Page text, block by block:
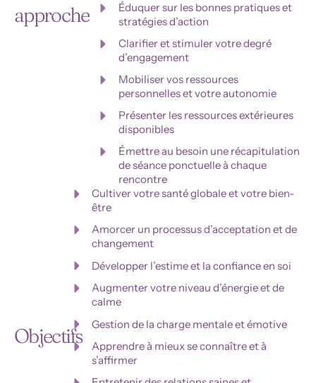
approche
Éduquer sur les bonnes pratiques et
stratégies d’action
Clarifier et stimuler votre degré
d’engagement
Mobiliser vos ressources
personnelles et votre autonomie
Présenter les ressources extérieures
disponibles
Émettre au besoin une récapitulation
de séance ponctuelle à chaque
rencontre
Objectifs
Cultiver votre santé globale et votre bien-
être
Amorcer un processus d’acceptation et de
changement
Développer l’estime et la confiance en soi
Augmenter votre niveau d’énergie et de
calme
Gestion de la charge mentale et émotive
Apprendre à mieux se connaître et à
s’affirmer